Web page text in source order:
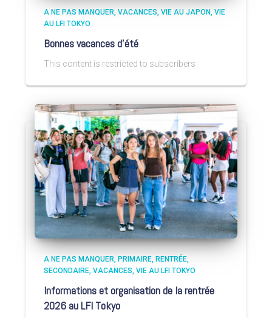
A NE PAS MANQUER VACANCES VIE AU JAPON VIE
AU LFI TOKYO
Bonnes vacances d’été
This content is restricted to subscribers
A NE PAS MANQUER PRIMAIRE RENTRÉE
SECONDAIRE VACANCES VIE AU LFI TOKYO
Informations et organisation de la rentrée
2026 au LFI Tokyo